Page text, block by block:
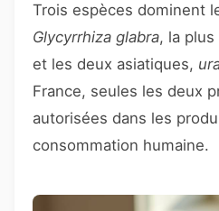
Trois espèces dominent
Glycyrrhiza glabra, la plus
et les deux asiatiques,
France, seules les deux
autorisées dans les
consommation humaine.